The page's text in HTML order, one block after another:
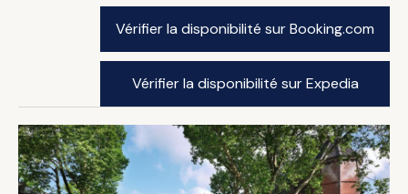
Vérifier la disponibilité sur Booking.com
Vérifier la disponibilité sur Expedia